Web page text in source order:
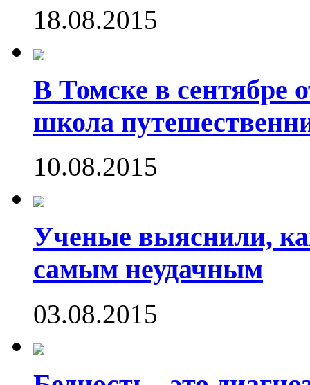
18.08.2015
В Томске в сентябре
школа
10.08.2015
Ученые выяснили,
самым неудачным
03.08.2015